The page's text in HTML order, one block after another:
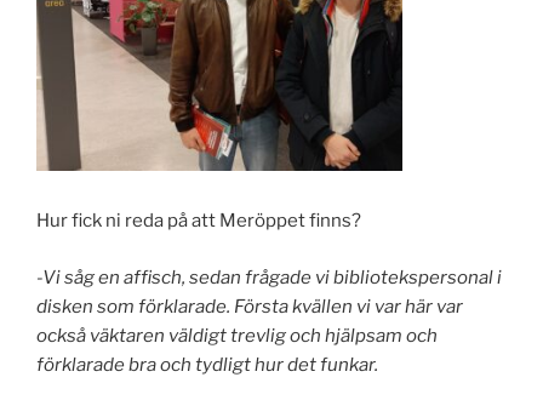
Hur fick ni reda på att Meröppet finns?
-Vi såg en affisch, sedan frågade vi bibliotekspersonal i
disken som förklarade. Första kvällen vi var här var
också väktaren väldigt trevlig och hjälpsam och
förklarade bra och tydligt hur det funkar.